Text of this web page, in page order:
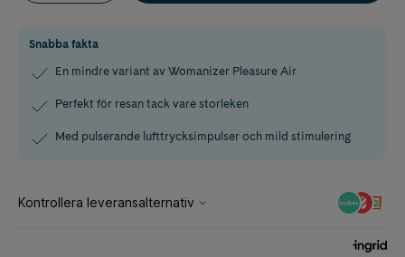
Snabba fakta
En mindre variant av Womanizer Pleasure Air
Perfekt för resan tack vare storleken
Med pulserande lufttrycksimpulser och mild stimulering